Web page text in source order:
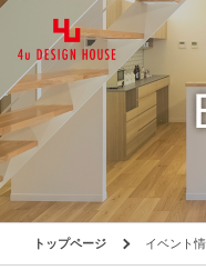
トップページ イベント